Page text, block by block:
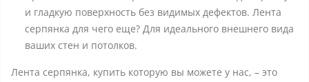
и гладкую поверхность без видимых дефектов. Лента
серпянка для чего еще? Для идеального внешнего вида
ваших стен и потолков.
Лента серпянка, купить которую вы можете у нас, – это